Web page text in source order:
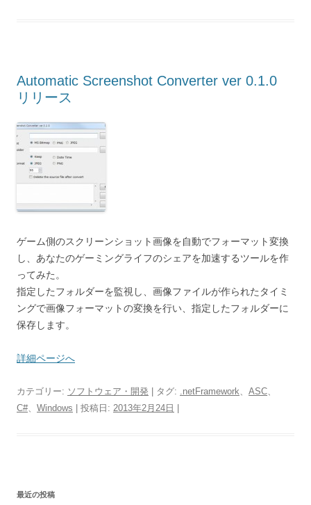
Automatic Screenshot Converter ver 0.1.0
リリース
ゲーム側のスクリーンショット画像を自動でフォーマット変換
し、あなたのゲーミングライフのシェアを加速するツールを作
ってみた。
指定したフォルダーを監視し、画像ファイルが作られたタイミ
ングで画像フォーマットの変換を行い、指定したフォルダーに
保存します。
詳細ページへ
カテゴリー: ソフトウェア・開発 | タグ: .netFramework、 ASC、
C#、 Windows | 投稿日: 2013年2月24日
最近の投稿